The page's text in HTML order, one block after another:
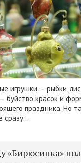
игрушки — рыбки,
буйство красок и
праздника. Но
сразу...
«Бирюсинка»